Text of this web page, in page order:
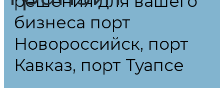
бизнеса порт
Новороссийск, порт
Кавказ, порт Туапсе